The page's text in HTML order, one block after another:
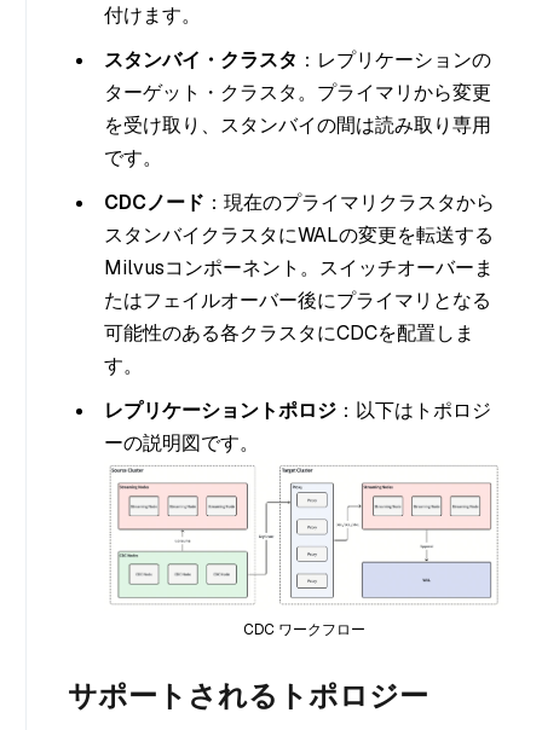
付けます。
スタンバイ・クラスタ ：レプリケーションの
ターゲット・クラスタ。プライマリから変更
を受け取り、スタンバイの間は読み取り専用
です。
CDCノード ：現在のプライマリクラスタから
スタンバイクラスタにWALの変更を転送する
Milvusコンポーネント。スイッチオーバーま
たはフェイルオーバー後にプライマリとなる
可能性のある各クラスタにCDCを配置しま
す。
レプリケーショントポロジ ：以下はトポロジ
ーの説明図です。
CDC ワークフロー
サポートされるトポロジー